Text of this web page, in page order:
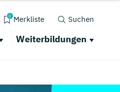
0 Merkliste Suchen
Weiterbildungen